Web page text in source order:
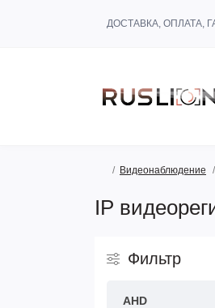
ДОСТАВКА, ОПЛАТА,
Видеонаблюдение
IP
Фильтр
AHD